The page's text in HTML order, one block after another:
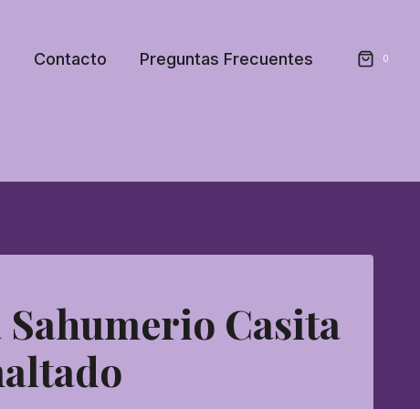
Contacto Preguntas Frecuentes 0
Sahumerio Casita